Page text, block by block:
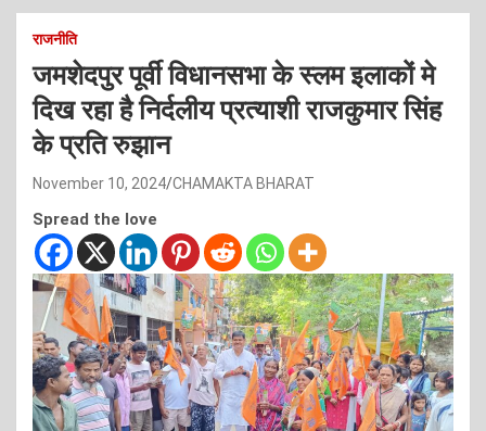
राजनीति
जमशेदपुर पूर्वी विधानसभा के स्लम इलाकों मे
दिख रहा है निर्दलीय प्रत्याशी राजकुमार सिंह
के प्रति रुझान
November 10, 2024 CHAMAKTA BHARAT
Spread the love